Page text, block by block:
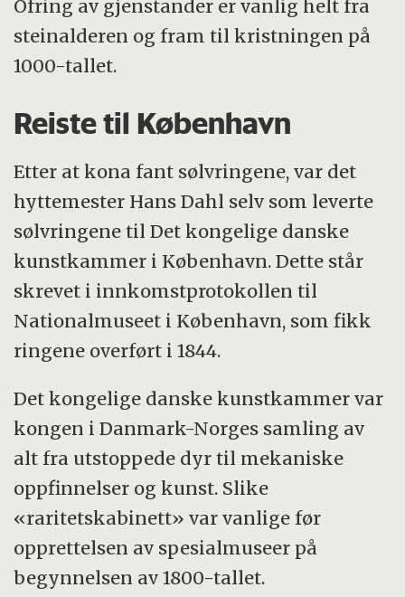
Ofring av gjenstander er vanlig helt fra
steinalderen og fram til kristningen på
1000-tallet.
Reiste til København
Etter at kona fant sølvringene, var det
hyttemester Hans Dahl selv som leverte
sølvringene til Det kongelige danske
kunstkammer i København. Dette står
skrevet i innkomstprotokollen til
Nationalmuseet i København, som fikk
ringene overført i 1844.
Det kongelige danske kunstkammer var
kongen i Danmark-Norges samling av
alt fra utstoppede dyr til mekaniske
oppfinnelser og kunst. Slike
«raritetskabinett» var vanlige før
opprettelsen av spesialmuseer på
begynnelsen av 1800-tallet.